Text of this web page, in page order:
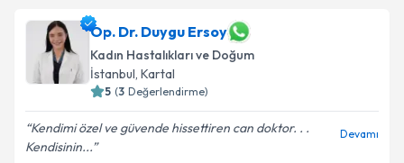
takvim hazırlandığında e-posta ile bilgilendireceğiz.
E-posta Adresiniz
Kişisel verilerimin işlenmesine ilişkin
Op. Dr. Duygu Ersoy
Kadın Hastalıkları ve Doğum
İstanbul, Kartal
5 (3 Değerlendirme)
Kendimi özel ve güvende hissettiren can doktor. . .
Kendisinin...
Devamı